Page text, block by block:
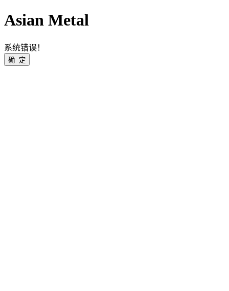
Asian Metal
系统错误！